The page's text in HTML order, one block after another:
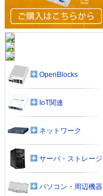
OpenBlocks
IoT関連
ネットワーク
サーバ・ストレージ
パソコン・周辺機器